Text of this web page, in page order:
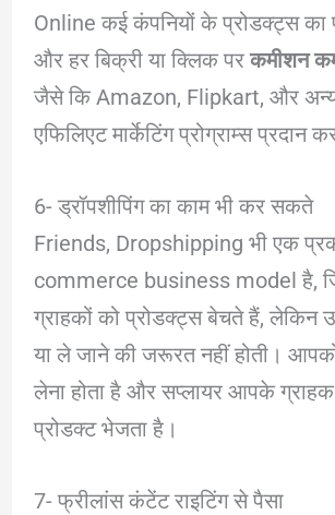
Online कई कंपनियों के प्रोडक्ट्स का
और हर बिक्री या क्लिक परकमीशन
जैसे कि Amazon, Flipkart, और
एफिलिएट मार्केटिंग प्रोग्राम्स प्रदान
6- ड्रॉपशीपिंग का काम भी कर सकते
Friends, Dropshipping भी एक
commerce business model है,
ग्राहकों को प्रोडक्ट्स बेचते हैं, लेकिन
या ले जाने की जरूरत नहीं होती।
लेना होता है और सप्लायर आपके
प्रोडक्ट भेजता है।
7- फ्रीलांस कंटेंट राइटिंग से पैसा